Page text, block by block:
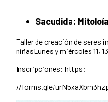
Sacudida:
Taller de creación de seres
niñasLunes y miércoles 11,
Inscripciones: https:
//forms.gle/